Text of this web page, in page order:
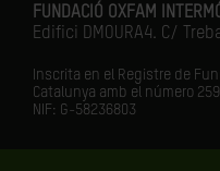
FUNDACIÓ OXFAM
Edifici DMOURA4. C/
Inscrita en el Registre de
Catalunya amb el número
NIF: G-58236803